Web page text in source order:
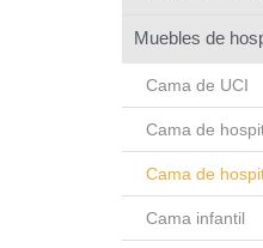
Muebles de
Cama de UCI
Cama de
Cama de
Cama infantil